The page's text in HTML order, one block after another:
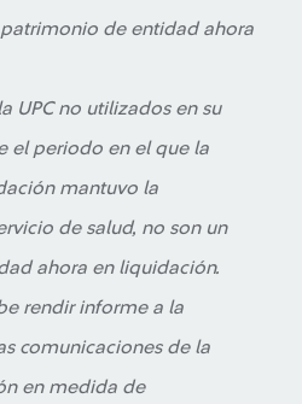
de entidad ahora
UPC no utilizados en su
el periodo en el que la
mantuvo la
de salud, no son un
ahora en liquidación.
rendir informe a la
comunicaciones de la
en medida de